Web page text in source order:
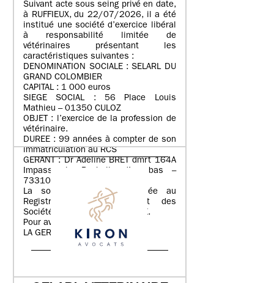
Suivant acte sous seing privé en date,
à RUFFIEUX, du 22/07/2026, il a été
institué une société d’exercice libéral
à responsabilité limitée de
vétérinaires présentant les
caractéristiques suivantes :
DENOMINATION SOCIALE : SELARL DU
GRAND COLOMBIER
CAPITAL : 1 000 euros
SIEGE SOCIAL : 56 Place Louis
Mathieu – 01350 CULOZ
OBJET : l’exercice de la profession de
vétérinaire.
DUREE : 99 années à compter de son
immatriculation au RCS
GERANT : Dr Adeline BRET dmrt 164A
Impasse la Rochelle d’en bas –
73310 RUFFIEUX
La société sera immatriculée au
Registre du Commerce et des
Sociétés de BOURG-EN-BRESSE.
Pour avis,
LA GERANCE.